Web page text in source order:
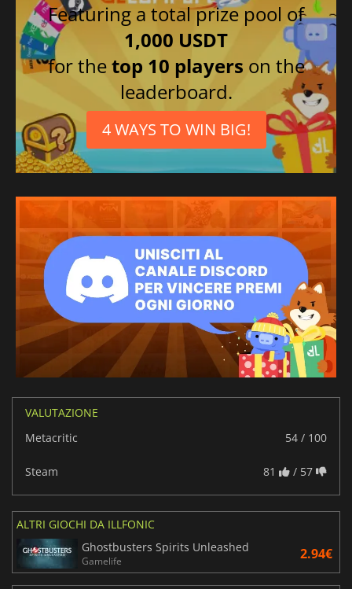
Featuring a total prize pool of
1,000 USDT
for thetop 10 players on the
leaderboard.
4 WAYS TO WIN BIG!
VALUTAZIONE
Metacritic
54 / 100
Steam 81 / 57
ALTRI GIOCHI DA ILLFONIC
Ghostbusters Spirits Unleashed
Gamelife 2.94€